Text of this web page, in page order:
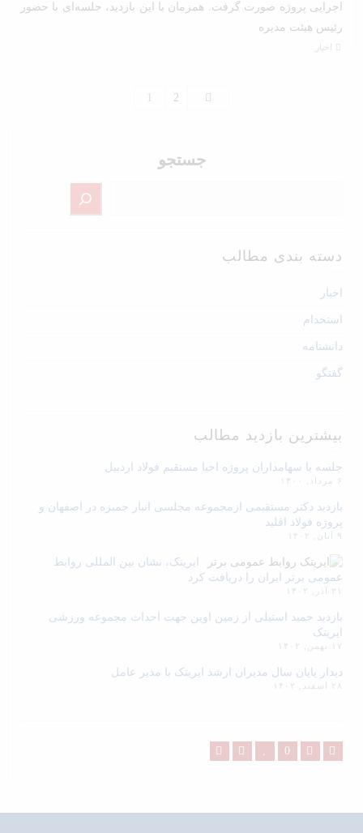
اجرایی پروژه صورت گرفت. همزمان با این بازدید، جلسه‌ای با حضور
رئیس هیئت مدیره
اخبار
2
جستجو
دسته بندی مطالب
اخبار
استخدام
دانشنامه
گفتگو
بیشترین بازدید مطالب
جلسه با سهامداران پروژه احیا مستقیم فولاد اردبیل
۶ مرداد, ۱۴۰۰
بازدید دکتر مستقیمی ازمجموعه مجلسی انبار جمبزه در اصفهان و
پروژه فولاد اقلید
۹ آبان, ۱۴۰۲
ایریتک، نشان بین المللی روابط
عمومی برتر ایران را دریافت کرد
۲۱ آذر, ۱۴۰۲
بازدید حمید استیلی از زمین اوین جهت احداث مجموعه ورزشی
ایریتک
۱۷ بهمن, ۱۴۰۲
دیدار پایان سال مدیران ارشد ایریتک با مدیر عامل
۲۸ اسفند, ۱۴۰۲